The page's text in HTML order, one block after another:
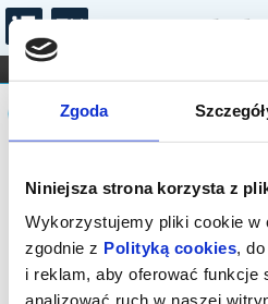
Zgoda
Niniejsza strona korzysta z
Wykorzystujemy pliki cookie w
zgodnie z Polityką cookies,
i reklam, aby oferować funkcje
analizować ruch w naszej
FILHARMONIA OPERA I BALET
DLA DZIECI
Komunikat
Sprzedaż biletów on-
została zakończona.